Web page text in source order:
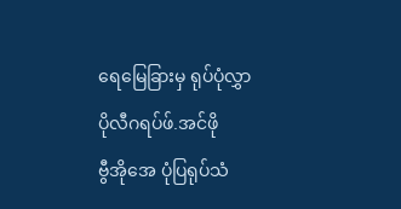
ရေမြေခြားမှ ရုပ်ပုံလွှာ
ပိုလီဂရပ်ဖ်.အင်ဖို
ဗွီအိုအေ ပုံပြရုပ်သံ